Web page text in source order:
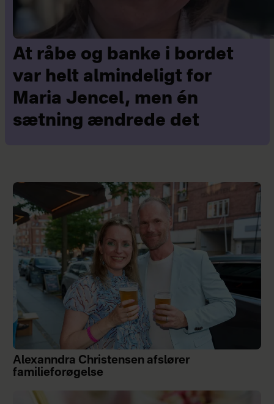
At råbe og banke i bordet
var helt almindeligt for
Maria Jencel, men én
sætning ændrede det
Alexanndra Christensen afslører
familieforøgelse